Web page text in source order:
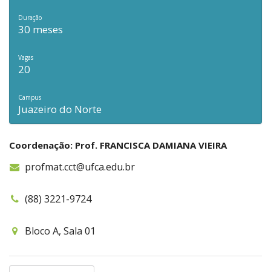
Duração
30 meses
Vagas
20
Campus
Juazeiro do Norte
Coordenação: Prof. FRANCISCA DAMIANA VIEIRA
profmat.cct@ufca.edu.br
(88) 3221-9724
Bloco A, Sala 01